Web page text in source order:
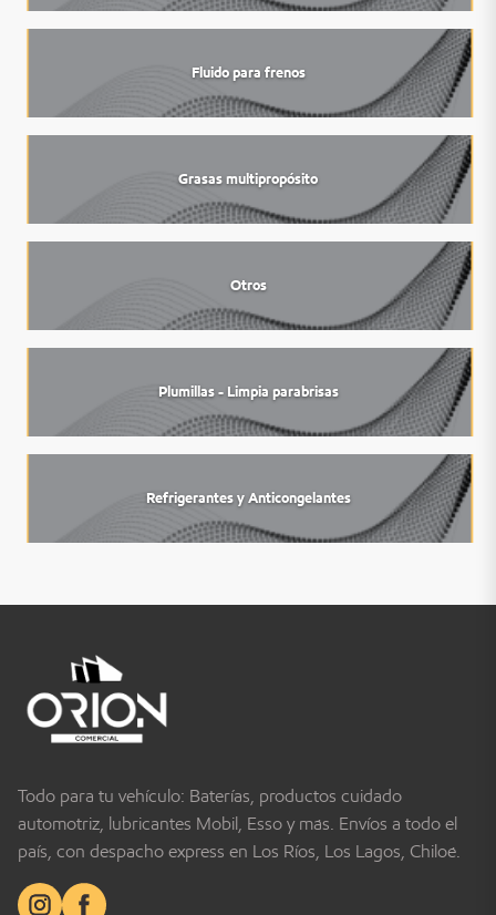
Fluido para frenos
Grasas multipropósito
Otros
Plumillas - Limpia parabrisas
Refrigerantes y Anticongelantes
Todo para tu vehículo: Baterías, productos cuidado
automotriz, lubricantes Mobil, Esso y más. Envíos a todo el
país, con despacho express en Los Ríos, Los Lagos, Chiloé.